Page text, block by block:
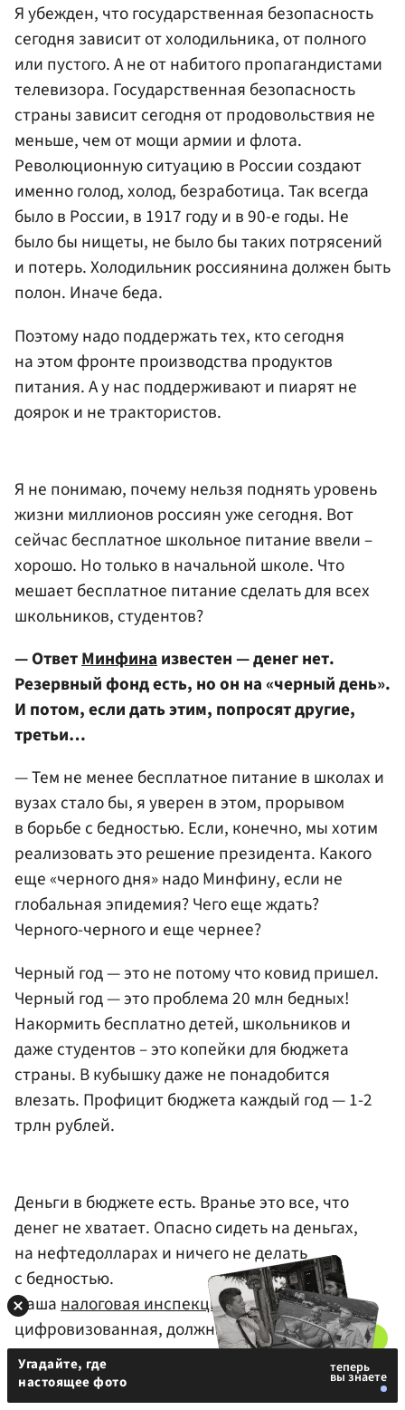
Я убежден, что государственная безопасность
сегодня зависит от холодильника, от полного
или пустого. А не от набитого пропагандистами
телевизора. Государственная безопасность
страны зависит сегодня от продовольствия не
меньше, чем от мощи армии и флота.
Революционную ситуацию в России создают
именно голод, холод, безработица. Так всегда
было в России, в 1917 году и в 90-е годы. Не
было бы нищеты, не было бы таких потрясений
и потерь. Холодильник россиянина должен быть
полон. Иначе беда.
Поэтому надо поддержать тех, кто сегодня
на этом фронте производства продуктов
питания. А у нас поддерживают и пиарят не
доярок и не трактористов.
Я не понимаю, почему нельзя поднять уровень
жизни миллионов россиян уже сегодня. Вот
сейчас бесплатное школьное питание ввели –
хорошо. Но только в начальной школе. Что
мешает бесплатное питание сделать для всех
школьников, студентов?
— ОтветМинфинаизвестен — денег нет.
Резервный фонд есть, но он на «черный день».
И потом, если дать этим, попросят другие,
третьи…
— Тем не менее бесплатное питание в школах и
вузах стало бы, я уверен в этом, прорывом
в борьбе с бедностью. Если, конечно, мы хотим
реализовать это решение президента. Какого
еще «черного дня» надо Минфину, если не
глобальная эпидемия? Чего еще ждать?
Черного-черного и еще чернее?
Черный год — это не потому что ковид пришел.
Черный год — это проблема 20 млн бедных!
Накормить бесплатно детей, школьников и
даже студентов – это копейки для бюджета
страны. В кубышку даже не понадобится
влезать. Профицит бюджета каждый год — 1-2
трлн рублей.
Деньги в бюджете есть. Вранье это все, что
денег не хватает. Опасно сидеть на деньгах,
на нефтедолларах и ничего не делать
с бедностью.
Нашаналоговая инспекция, вся
цифровизованная, должна со сверхдоходов
спекулянтов взимать сверхналоги, а не с нищих
аграриев сдирать последнюю шкуру.
Угадайте, где
настоящее фото